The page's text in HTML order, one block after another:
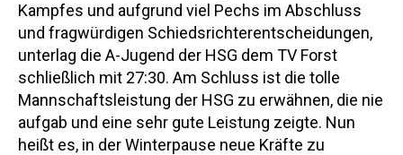
Kampfes und aufgrund viel Pechs im Abschluss
und fragwürdigen Schiedsrichterentscheidungen,
unterlag die A-Jugend der HSG dem TV Forst
schließlich mit 27:30. Am Schluss ist die tolle
Mannschaftsleistung der HSG zu erwähnen, die nie
aufgab und eine sehr gute Leistung zeigte. Nun
heißt es, in der Winterpause neue Kräfte zu